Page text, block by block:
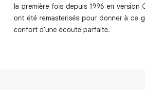
la première fois depuis 1996 en version
ont été remasterisés pour donner à ce
confort d'une écoute parfaite.